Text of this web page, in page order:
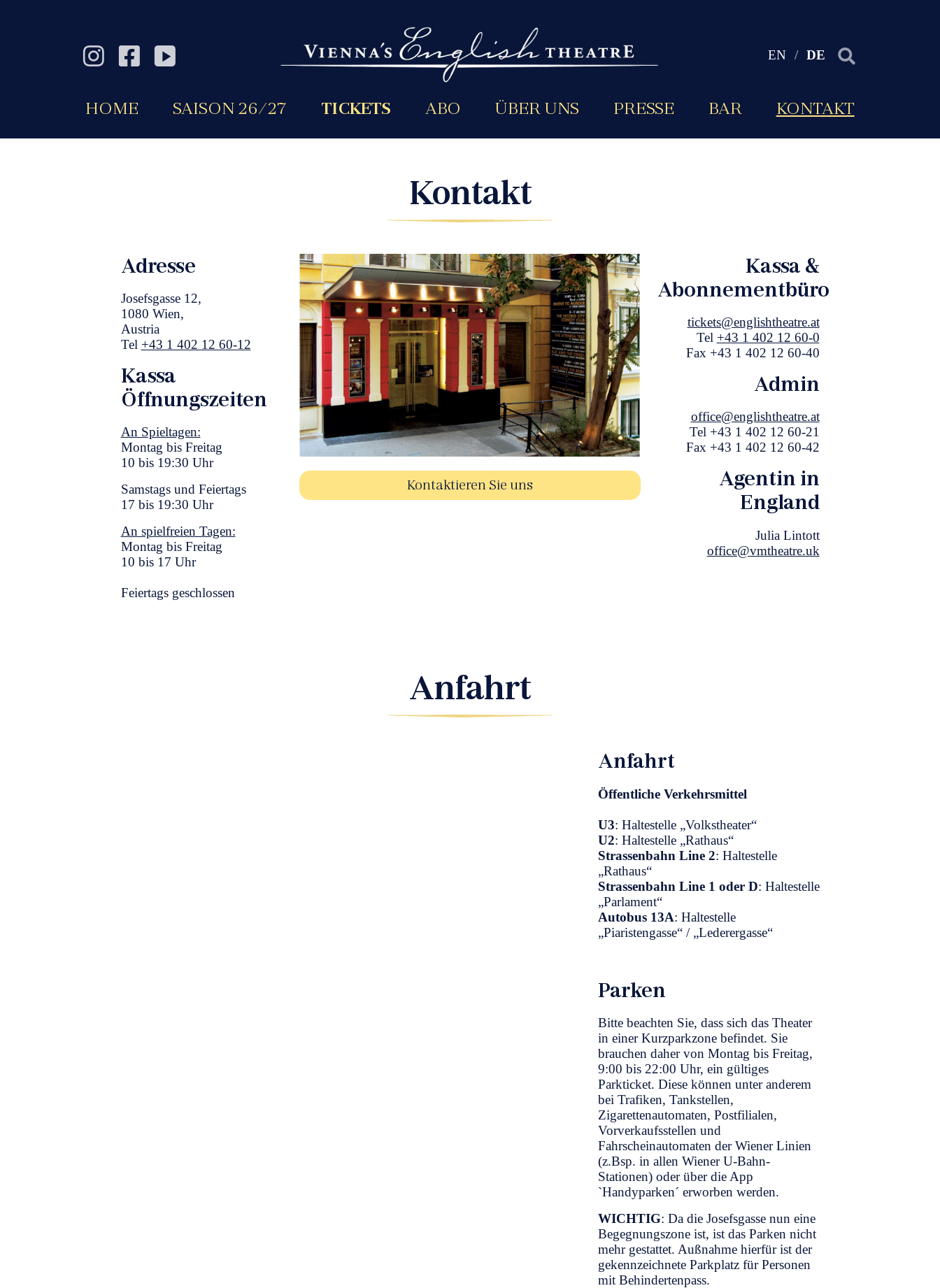
EN / DE
HOME SAISON 26/27 TICKETS ABO ÜBER UNS PRESSE BAR KONTAKT
Kontakt
Adresse
Josefsgasse 12,
1080 Wien,
Austria
Tel +43 1 402 12 60-12
Kassa
Öffnungszeiten
An Spieltagen:
Montag bis Freitag
10 bis 19:30 Uhr
Samstags und Feiertags
17 bis 19:30 Uhr
An spielfreien Tagen:
Montag bis Freitag
10 bis 17 Uhr
Feiertags geschlossen
Kontaktieren Sie uns
Kassa &
Abonnementbüro
tickets@englishtheatre.at
Tel +43 1 402 12 60-0
Fax +43 1 402 12 60-40
Admin
office@englishtheatre.at
Tel +43 1 402 12 60-21
Fax +43 1 402 12 60-42
Agentin in
England
Julia Lintott
office@vmtheatre.uk
Anfahrt
Anfahrt
Öffentliche Verkehrsmittel
U3: Haltestelle „Volkstheater“
U2: Haltestelle „Rathaus“
Strassenbahn Line 2: Haltestelle
„Rathaus“
Strassenbahn Line 1 oder D: Haltestelle
„Parlament“
Autobus 13A: Haltestelle
„Piaristengasse“ / „Lederergasse“
Parken
Bitte beachten Sie, dass sich das Theater
in einer Kurzparkzone befindet. Sie
brauchen daher von Montag bis Freitag,
9:00 bis 22:00 Uhr, ein gültiges
Parkticket. Diese können unter anderem
bei Trafiken, Tankstellen,
Zigarettenautomaten, Postfilialen,
Vorverkaufsstellen und
Fahrscheinautomaten der Wiener Linien
(z.Bsp. in allen Wiener U-Bahn-
Stationen) oder über die App
`Handyparken´ erworben werden.
WICHTIG: Da die Josefsgasse nun eine
Begegnungszone ist, ist das Parken nicht
mehr gestattet. Außnahme hierfür ist der
gekennzeichnete Parkplatz für Personen
mit Behindertenpass.